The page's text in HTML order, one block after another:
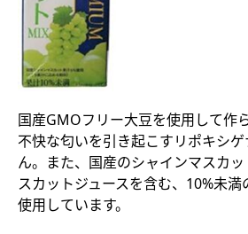
国産GMOフリー大豆を使用して作
不快な匂いを引き起こすリポキシ
ん。また、国産のシャインマスカ
スカットジュースを含む、10%未満
使用しています。